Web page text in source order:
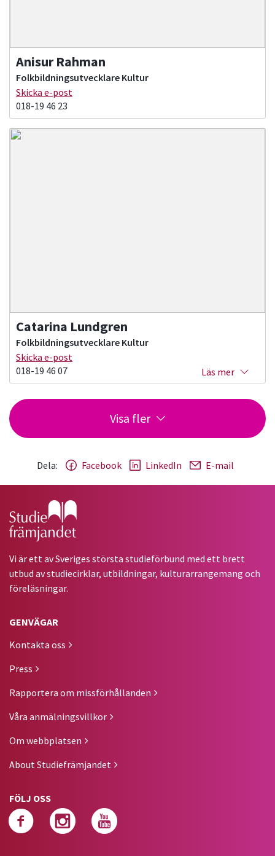
Anisur Rahman
Folkbildningsutvecklare Kultur
Skicka e-post
018-19 46 23
Catarina Lundgren
Folkbildningsutvecklare Kultur
Skicka e-post
018-19 46 07
Läs mer
Visa fler
Dela: Facebook LinkedIn E-mail
Gå till studiefrämjandets startsida
Vi är ett av Sveriges största studieförbund med ett brett
utbud av studiecirklar, utbildningar, kulturarrangemang och
föreläsningar.
GENVÄGAR
Kontakta oss
Press
Rapportera om missförhållanden
Våra anmälningsvillkor
Om webbplatsen
About Studiefrämjandet
FÖLJ OSS
Följ oss på facebook
Följ oss på
Följ oss på